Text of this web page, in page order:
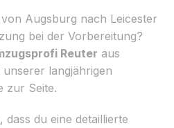
Augsburg nach Leicester
bei der Vorbereitung?
Reuter aus
langjährigen
zur Seite.
dass du eine detaillierte